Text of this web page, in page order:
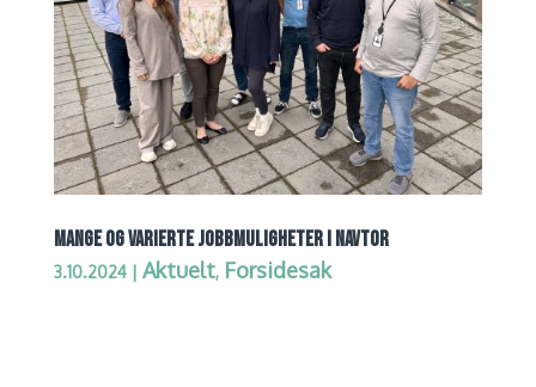
MANGE OG VARIERTE JOBBMULIGHETER I NAVTOR
3.10.2024| Aktuelt, Forsidesak